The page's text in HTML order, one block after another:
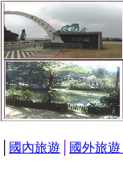
國內旅遊 國外旅遊